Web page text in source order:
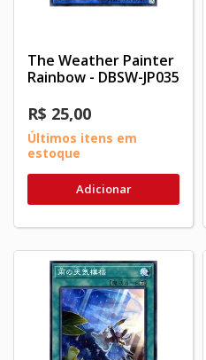
The Weather Painter
Rainbow - DBSW-JP035
R$ 25,00
Últimos itens em
estoque
Adicionar